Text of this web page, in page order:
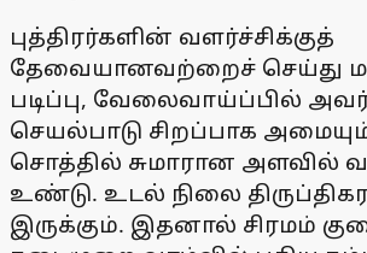
புத்திரர்களின் வளர்ச்சிக்குத்
தேவையானவற்றைச் செய்து
படிப்பு, வேலைவாய்ப்பில்
செயல்பாடு சிறப்பாக
சொத்தில் சுமாரான அளவில்
உண்டு. உடல் நிலை
இருக்கும். இதனால் சிரமம்